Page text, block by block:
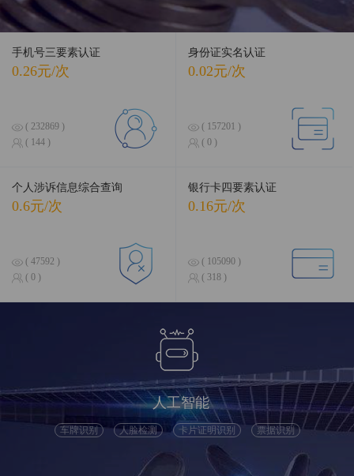
手机号三要素认证
0.26元/次
( 232869 )
( 144 )
身份证实名认证
0.02元/次
( 157201 )
( 0 )
个人涉诉信息综合查询
0.6元/次
( 47592 )
( 0 )
银行卡四要素认证
0.16元/次
( 105090 )
( 318 )
人工智能
车牌识别 人脸检测 卡片证明识别 票据识别